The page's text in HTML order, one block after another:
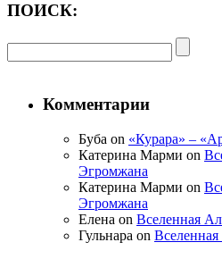
ПОИСК:
Комментарии
Буба on «Курара» –
Катерина Марми on
Эгромжана
Катерина Марми on
Эгромжана
Елена on Вселенная
Гульнара on